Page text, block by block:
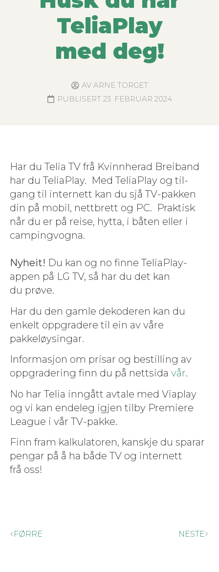
TeliaPlay
med deg!
AV ARNE TORGET
PUBLISERT 23. FEBRUAR 2024
Har du Telia TV frå Kvinnher­ad Breiband
har du TeliaPlay. Med TeliaPlay og til­
gang til inter­nett kan du sjå TV-pakken
din på mobil, net­tbrett og PC. Prak­tisk
når du er på reise, hyt­ta, i båten eller i
camp­ingvogna.
Nyheit! Du kan og no finne TeliaPlay-
appen på LG TV, så har du det kan
du prøve.
Har du den gam­le dekoderen kan du
enkelt opp­gradere til ein av våre
pakkeløysingar.
Infor­masjon om pris­ar og bestill­ing av
opp­grader­ing finn du på nettsi­da vår.
No har Telia inngått avtale med Viaplay
og vi kan ende­leg igjen til­by Pre­miere
League i vår TV-pakke.
Finn fram kalku­la­toren, kan­skje du sparar
pen­gar på å ha både TV og inter­nett
frå oss!
FØRRE NESTE